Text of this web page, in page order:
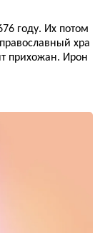
году. Их потом
хра
прихожан. Ирон